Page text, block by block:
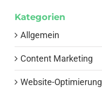
Kategorien
Allgemein
Content Marketing
Website-Optimierung